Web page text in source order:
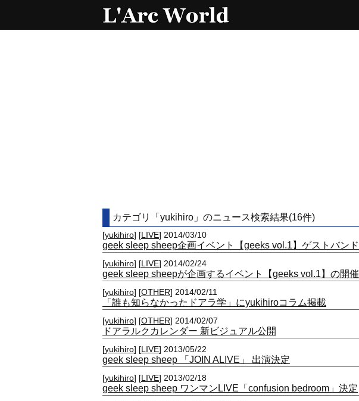
カテゴリ「yukihiro」のニュース検索結果(16件)
[yukihiro] [LIVE] 2014/03/10
geek sleep sheep企画イベント【geeks vol.1】ゲストバン
[yukihiro] [LIVE] 2014/02/24
geek sleep sheepが企画するイベント【geeks vol.1】の開催
[yukihiro] [OTHER] 2014/02/11
「誰も知らなかったドアラ学」にyukihiroコラム掲載
[yukihiro] [OTHER] 2014/02/07
ドアラルクカレンダー 新ビジュアル公開
[yukihiro] [LIVE] 2013/05/22
geek sleep sheep 「JOIN ALIVE」 出演決定
[yukihiro] [LIVE] 2013/02/18
geek sleep sheep ワンマンLIVE「confusion bedroom」決定